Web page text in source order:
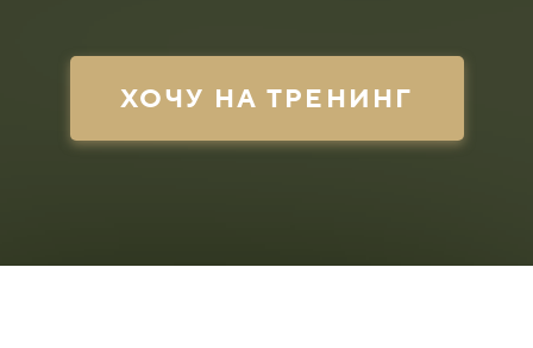
ХОЧУ НА ТРЕНИНГ